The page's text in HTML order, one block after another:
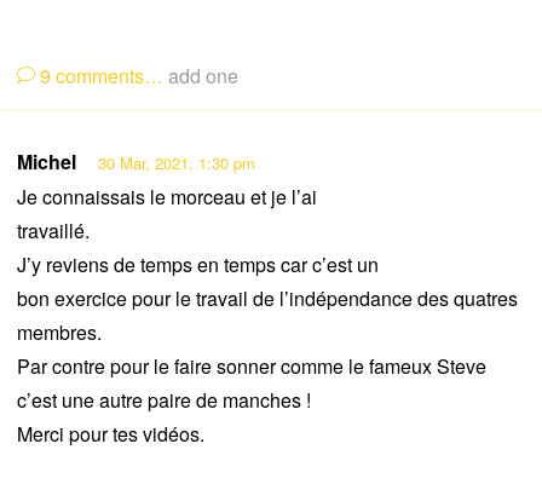
9 comments… add one
Michel 30 Mar, 2021, 1:30 pm
Je connaissais le morceau et je l’ai
travaillé.
J’y reviens de temps en temps car c’est un
bon exercice pour le travail de l’indépendance des quatres
membres.
Par contre pour le faire sonner comme le fameux Steve
c’est une autre paire de manches !
Merci pour tes vidéos.